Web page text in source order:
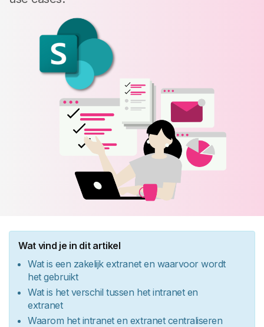
Wat vind je in dit artikel
Wat is een zakelijk extranet en waarvoor wordt
het gebruikt
Wat is het verschil tussen het intranet en
extranet
Waarom het intranet en extranet centraliseren